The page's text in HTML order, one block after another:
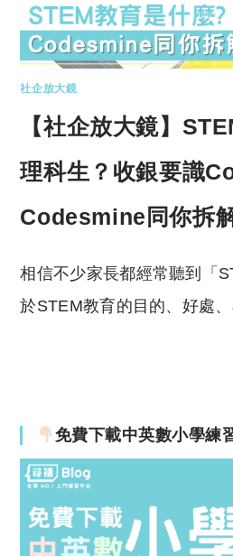
社企放大鏡
【社企放大鏡】
理科生？收銀要識
Codesmine同你拆
相信不少家長都經常聽到「
於STEM教育的目的、好處
免費下載中英數小學練